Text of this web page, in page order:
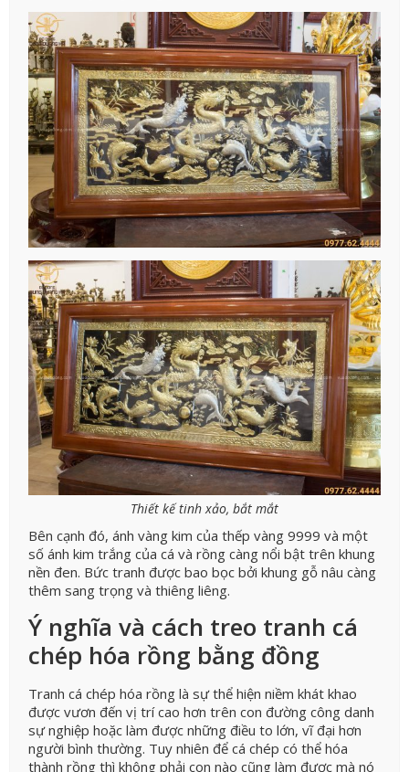
Thiết kế tinh xảo, bắt mắt
Bên cạnh đó, ánh vàng kim của thếp vàng 9999 và một
số ánh kim trắng của cá và rồng càng nổi bật trên khung
nền đen. Bức tranh được bao bọc bởi khung gỗ nâu càng
thêm sang trọng và thiêng liêng.
Ý nghĩa và cách treo tranh cá
chép hóa rồng bằng đồng
Tranh cá chép hóa rồng là sự thể hiện niềm khát khao
được vươn đến vị trí cao hơn trên con đường công danh
sự nghiệp hoặc làm được những điều to lớn, vĩ đại hơn
người bình thường. Tuy nhiên để cá chép có thể hóa
thành rồng thì không phải con nào cũng làm được mà nó